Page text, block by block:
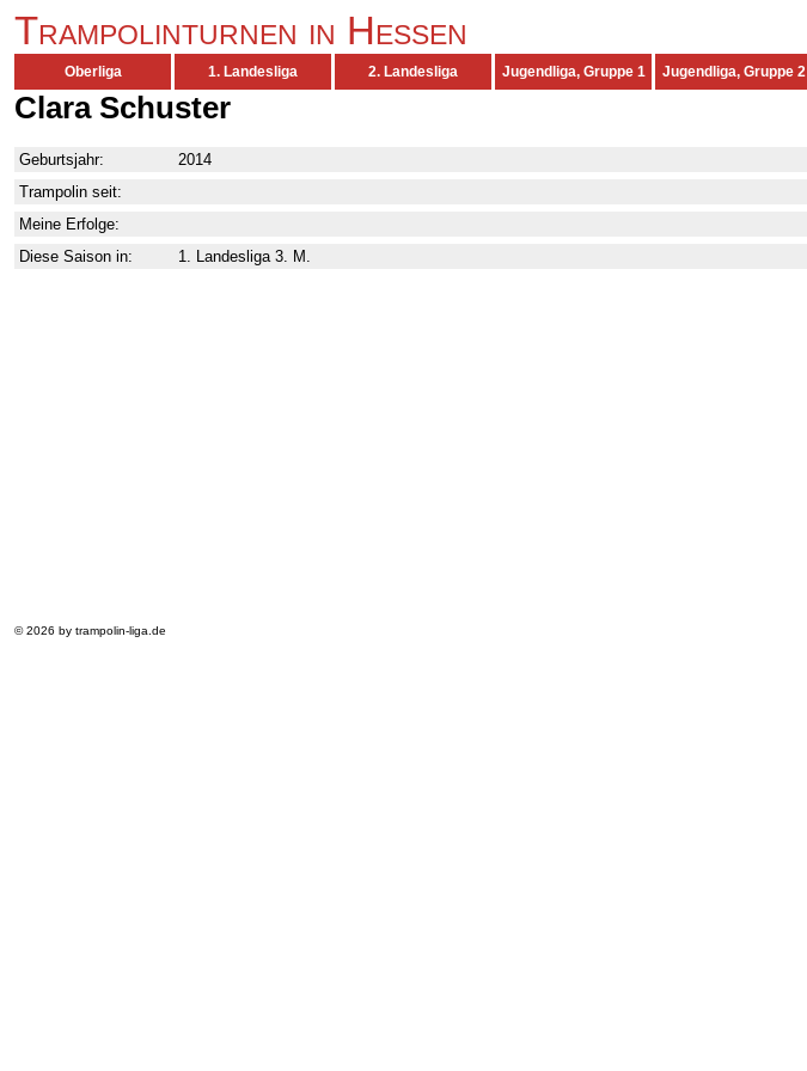
Trampolinturnen in Hessen
Oberliga 1. Landesliga 2. Landesliga Jugendliga, Gruppe 1 Jugendliga, Gruppe 2
Clara Schuster
Geburtsjahr:
2014
Trampolin seit:
Meine Erfolge:
Diese Saison in:
1. Landesliga 3. M.
© 2026 by trampolin-liga.de